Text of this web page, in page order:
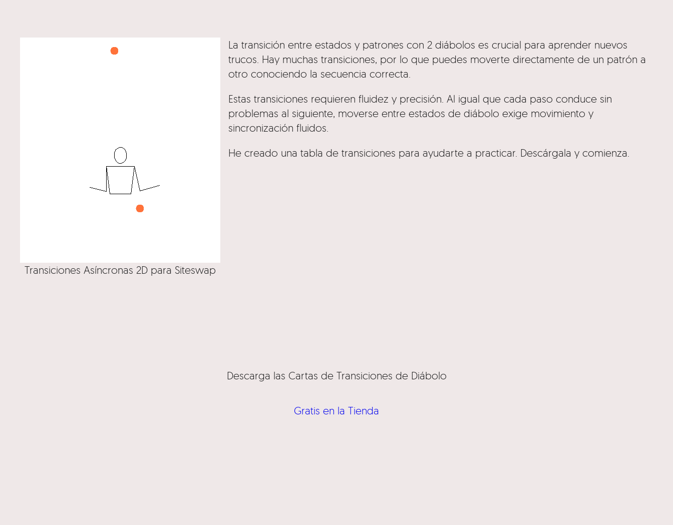
Transiciones Asíncronas 2D para Siteswap
La transición entre estados y patrones con 2 diábolos es crucial para aprender nuevos
trucos. Hay muchas transiciones, por lo que puedes moverte directamente de un patrón a
otro conociendo la secuencia correcta.
Estas transiciones requieren fluidez y precisión. Al igual que cada paso conduce sin
problemas al siguiente, moverse entre estados de diábolo exige movimiento y
sincronización fluidos.
He creado una tabla de transiciones para ayudarte a practicar. Descárgala y comienza.
Descarga las Cartas de Transiciones de Diábolo
Gratis en la Tienda